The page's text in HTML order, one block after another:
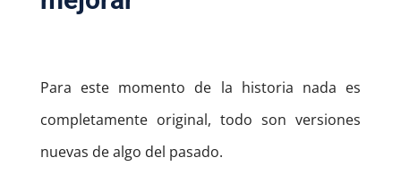
Para este momento de la historia nada es
completamente original, todo son versiones
nuevas de algo del pasado.